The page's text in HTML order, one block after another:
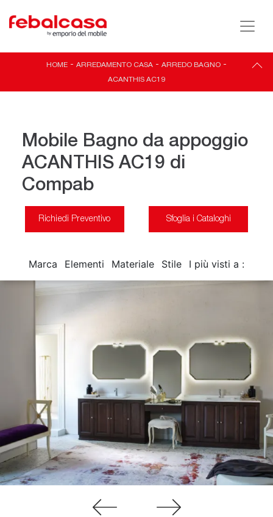
HOME - ARREDAMENTO CASA - ARREDO BAGNO -
ACANTHIS AC19
Mobile Bagno da appoggio
ACANTHIS AC19 di
Compab
Richiedi Preventivo Sfoglia i Cataloghi
Marca Elementi Materiale Stile I più visti a :